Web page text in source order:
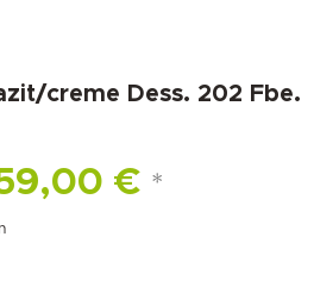
creme Dess. 202 Fbe.
€ *